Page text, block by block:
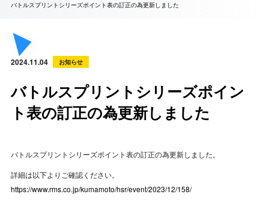
バトルスプリントシリーズポイント表の訂正の為更新しました
2024.11.04 お知らせ
バトルスプリントシリーズポイン
ト表の訂正の為更新しました
バトルスプリントシリーズポイント表の訂正の為更新しました。
詳細は以下よりご確認ください。
https://www.rms.co.jp/kumamoto/hsr/event/2023/12/158/